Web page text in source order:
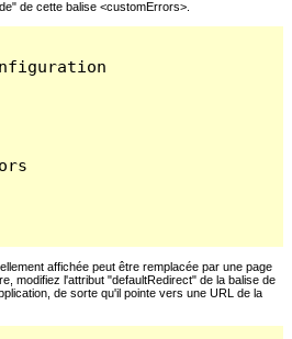
de cette balise <customErrors>.
affichée peut être remplacée par une page
modifiez l'attribut "defaultRedirect" de la balise de
de sorte qu'il pointe vers une URL de la